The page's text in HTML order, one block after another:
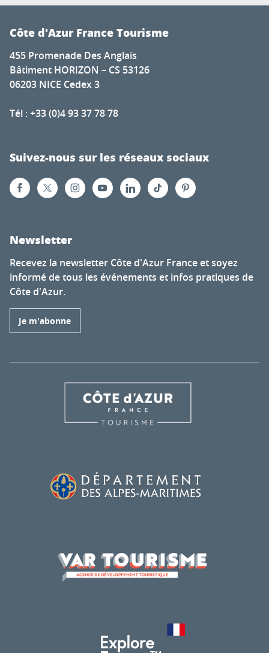
Côte d'Azur France Tourisme
455 Promenade Des Anglais
Bâtiment HORIZON – CS 53126
06203 NICE Cedex 3
Tél : +33 (0)4 93 37 78 78
Suivez-nous sur les réseaux sociaux
Newsletter
Recevez la newsletter Côte d'Azur France et soyez
informé de tous les événements et infos pratiques de
Côte d'Azur.
Je m'abonne